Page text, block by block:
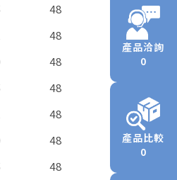
產品洽詢
0
產品比較
0
48
48
48
48
48
48 V
V
48